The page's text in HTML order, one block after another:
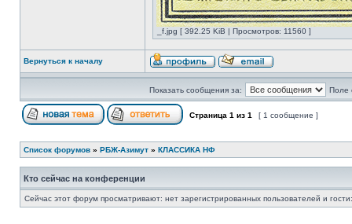
_f.jpg [ 392.25 KiB | Просмотров: 11560 ]
Вернуться к началу
Показать сообщения за: Поле
Страница 1 из 1 [ 1 сообщение ]
Список форумов » РБЖ-Азимут » КЛАССИКА НФ
Кто сейчас на конференции
Сейчас этот форум просматривают: нет зарегистрированных пользователей и